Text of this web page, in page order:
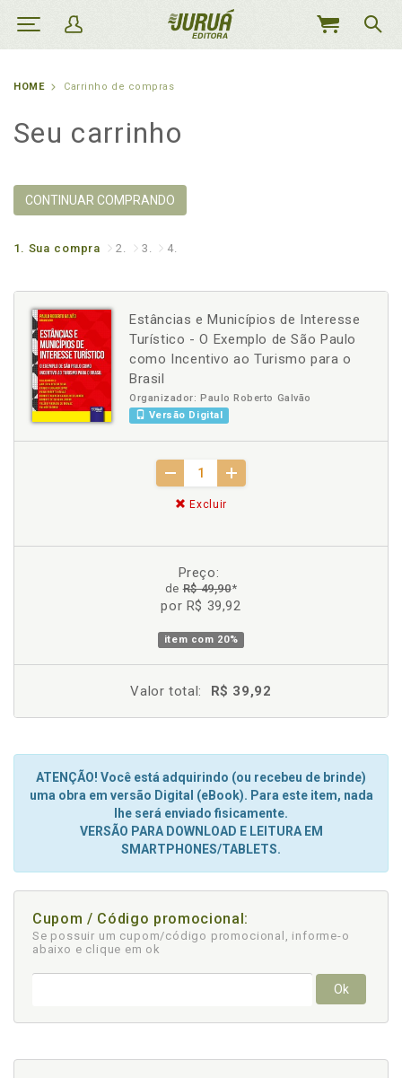
MEU
HOME Carrinho de compras
Seu carrinho
CONTINUAR COMPRANDO
1. Sua compra 2. 3. 4.
Estâncias e Municípios de Interesse
Turístico - O Exemplo de São Paulo
como Incentivo ao Turismo para o
Brasil
Organizador: Paulo Roberto Galvão
Versão Digital
Excluir
Preço:
deR$ 49,90*
por R$ 39,92
item com 20%
Valor total: R$ 39,92
ATENÇÃO! Você está adquirindo (ou recebeu de brinde)
uma obra em versão Digital (eBook). Para este item, nada
lhe será enviado fisicamente.
VERSÃO PARA DOWNLOAD E LEITURA EM
SMARTPHONES/TABLETS.
Cupom / Código promocional:
Se possuir um cupom/código promocional, informe-o
abaixo e clique em ok
Ok